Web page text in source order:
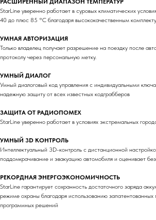
РАСШИРЕННЫЙ ДИАПАЗОН ТЕМПЕРАТУР
StarLine уверенно работает в суровых климатических
40 до плюс 85 °С благодаря высококачественным
УМНАЯ АВТОРИЗАЦИЯ
Только владелец получает разрешение на поездку после
протоколу через персональную метку.
УМНЫЙ ДИАЛОГ
Умный диалоговый код управления c индивидуальными
надежную защиту от всех известных кодграбберов
ЗАЩИТА ОТ РАДИОПОМЕХ
StarLine уверенно работает в условиях экстремальных
УМНЫЙ 3D КОНТРОЛЬ
Интеллектуальный 3D-контроль с дистанционной
поддомкрачивание и эвакуацию автомобиля и оценивает
РЕКОРДНАЯ ЭНЕРГОЭКОНОМИЧНОСТЬ
StarLine гарантирует сохранность достаточного заряда
режиме охраны благодаря использованию запатентованных
программных решений